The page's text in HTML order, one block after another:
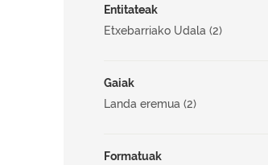
Entitateak
Etxebarriako Udala (2)
Gaiak
Landa eremua (2)
Formatuak